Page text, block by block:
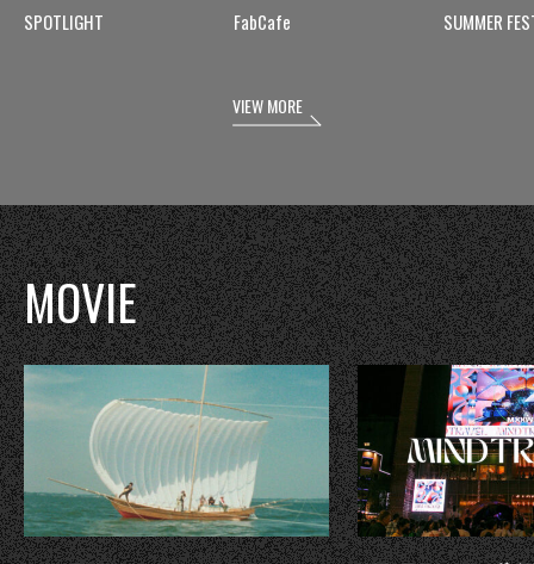
SPOTLIGHT FabCafe SUMMER
VIEW MORE
MOVIE